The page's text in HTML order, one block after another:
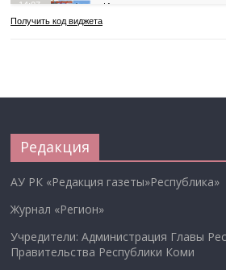
Редакция
АУ РК «Редакция газеты»Республика»
Журнал «Регион»
Учредители: Администрация Главы
Правительства Республики Коми